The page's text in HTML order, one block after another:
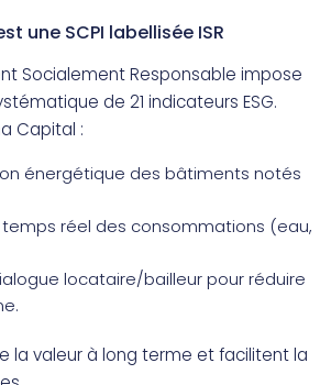
une SCPI labellisée ISR
Socialement Responsable impose
de 21 indicateurs ESG.
Capital :
énergétique des bâtiments notés
temps réel des consommations (eau,
locataire/bailleur pour réduire
la valeur à long terme et facilitent la